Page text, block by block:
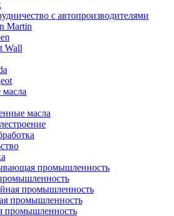
с автопроизводителями
Martin
Wall
масла
промышленность
промышленность
промышленность
промышленность